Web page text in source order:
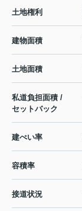
土地権利
建物面積
土地面積
私道負担面積 /
セットバック
建ぺい率
容積率
接道状況